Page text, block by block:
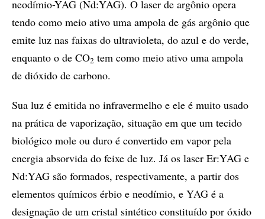
neodímio-YAG (Nd:YAG). O laser de argônio opera
tendo como meio ativo uma ampola de gás argônio que
emite luz nas faixas do ultravioleta, do azul e do verde,
enquanto o de CO2 tem como meio ativo uma ampola
de dióxido de carbono.
Sua luz é emitida no infravermelho e ele é muito usado
na prática de vaporização, situação em que um tecido
biológico mole ou duro é convertido em vapor pela
energia absorvida do feixe de luz. Já os laser Er:YAG e
Nd:YAG são formados, respectivamente, a partir dos
elementos químicos érbio e neodímio, e YAG é a
designação de um cristal sintético constituído por óxido